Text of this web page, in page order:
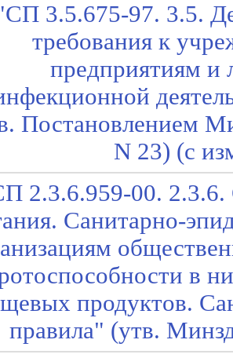
3.5.675-97. 3.5.
требования к
предприятиям
Постановлением
N 23) (с
2.3.6.959-00. 2.3.6.
Санитарно-
в
продуктов.
правила" (утв.